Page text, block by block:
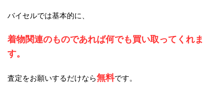
バイセルでは基本的に、
着物関連のものであれば何でも買い取ってくれま
す。
査定をお願いするだけなら無料です。